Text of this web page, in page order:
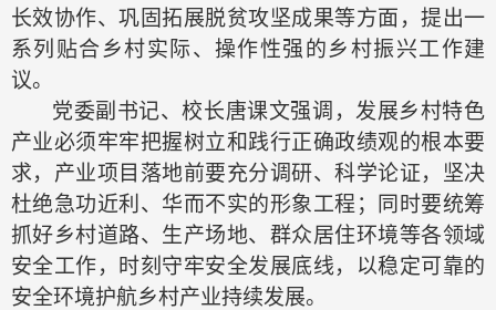
长效协作、巩固拓展脱贫攻坚成果等方面，提出一
系列贴合乡村实际、操作性强的乡村振兴工作建
议。
党委副书记、校长唐课文强调，发展乡村特色
产业必须牢牢把握树立和践行正确政绩观的根本要
求，产业项目落地前要充分调研、科学论证，坚决
杜绝急功近利、华而不实的形象工程；同时要统筹
抓好乡村道路、生产场地、群众居住环境等各领域
安全工作，时刻守牢安全发展底线，以稳定可靠的
安全环境护航乡村产业持续发展。